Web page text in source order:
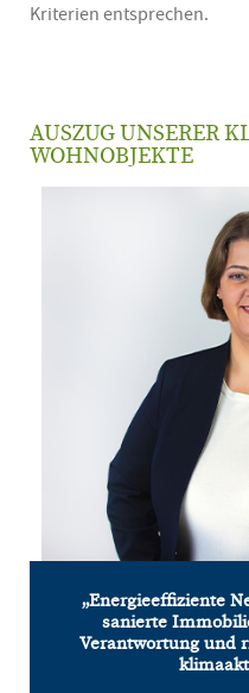
Kriterien entsprechen.
AUSZUG UNSERER
WOHNOBJEKTE
„Energieeffiziente
sanierte
Verantwortung und